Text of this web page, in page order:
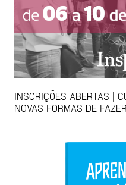
INSCRIÇÕES ABERTAS |
NOVAS FORMAS DE